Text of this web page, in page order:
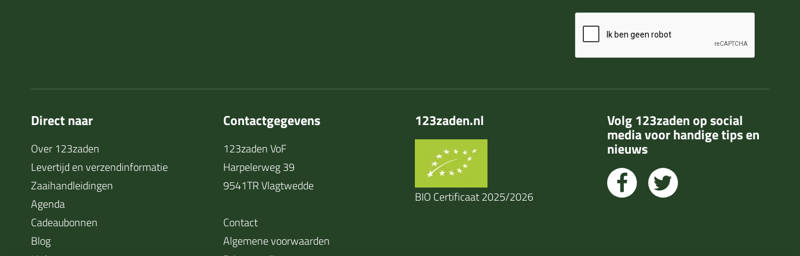
Direct naar
Over 123zaden
Levertijd en verzendinformatie
Zaaihandleidingen
Agenda
Cadeaubonnen
Blog
Contactgegevens
123zaden VoF
Harpelerweg 39
9541TR Vlagtwedde
Contact
Algemene voorwaarden
123zaden.nl
BIO Certificaat 2025/2026
Volg 123zaden op social
media voor handige tips en
nieuws